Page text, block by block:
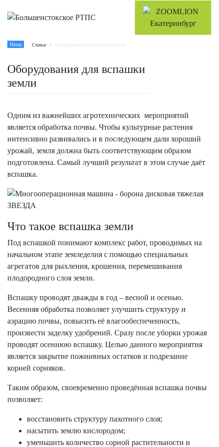
Назад Статьи Оборудования для вспашки земли
Оборудования для вспашки
земли
Одним из важнейших агротехнических мероприятий
является обработка почвы. Чтобы культурные растения
интенсивно развивались и в последующем дали хороший
урожай, земля должна быть соответствующим образом
подготовлена. Самый лучший результат в этом случае даёт
вспашка.
Что такое вспашка земли
Под вспашкой понимают комплекс работ, проводимых на
начальном этапе земледелия с помощью специальных
агрегатов для рыхления, крошения, перемешивания
плодородного слоя земли.
Вспашку проводят дважды в год – весной и осенью.
Весенняя обработка позволяет улучшить структуру и
аэрацию почвы, повысить её влагообеспеченность,
произвести заделку удобрений. Сразу после уборки урожая
проводят осеннюю вспашку. Целью данного мероприятия
является закрытие пожнивных остатков и подрезание
корней сорняков.
Таким образом, своевременно проведённая вспашка почвы
позволяет:
восстановить структуру пахотного слоя;
насытить землю кислородом;
уменьшить количество сорной растительности и